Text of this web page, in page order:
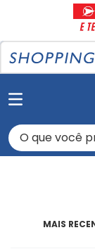
O que você
MAIS